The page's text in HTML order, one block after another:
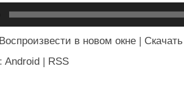
Воспроизвести в новом окне | Скачать
Android | RSS